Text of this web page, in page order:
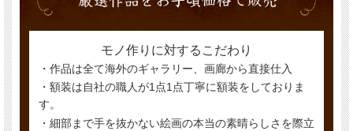
モノ作りに対するこだわり
・作品は全て海外のギャラリー、画廊から直接仕入
・額装は自社の職人が1点1点丁寧に額装をしておりま
す。
・細部まで手を抜かない絵画の本当の素晴らしさを際立